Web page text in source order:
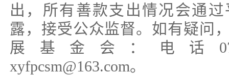
出，所有善款支出情况会通
露，接受公众监督。如有疑问
展基金会：电话
xyfpcsm@163.com。